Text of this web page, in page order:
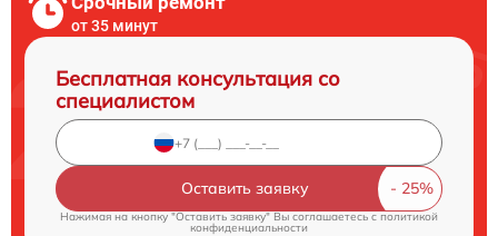
от 35 минут
Бесплатная консультация со
специалистом
Оставить заявку
Нажимая на кнопку "Оставить заявку" Вы соглашаетесь cполитикой
конфиденциальности